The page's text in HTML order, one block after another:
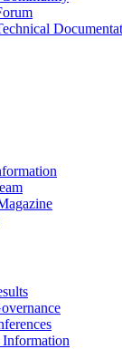
Information